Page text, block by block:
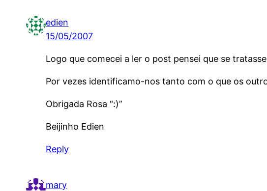
edien
15/05/2007
Logo que comecei a ler o post pensei que se
Por vezes identificamo-nos tanto com o que os
Obrigada Rosa “:)”
Beijinho Edien
Reply
mary